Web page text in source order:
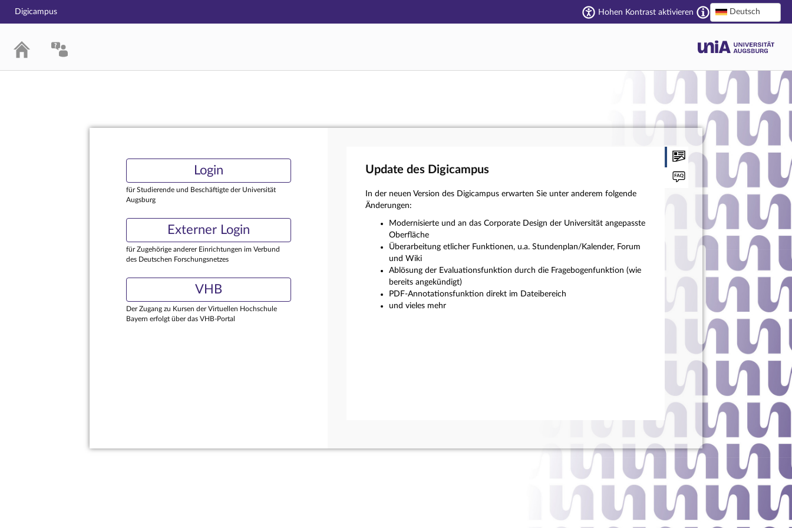
Hauptnavigation
Fußzeile
Digicampus Hohen Kontrast aktivieren Deutsch
Login
für Studierende und Beschäftigte der Universität
Augsburg
Externer Login
für Zugehörige anderer Einrichtungen im Verbund
des Deutschen Forschungsnetzes
VHB
Der Zugang zu Kursen der Virtuellen Hochschule
Bayern erfolgt über das VHB-Portal
Update des Digicampus
In der neuen Version des Digicampus erwarten Sie unter anderem folgende
Änderungen:
Modernisierte und an das Corporate Design der Universität angepasste
Oberfläche
Überarbeitung etlicher Funktionen, u.a. Stundenplan/Kalender, Forum
und Wiki
Ablösung der Evaluationsfunktion durch die Fragebogenfunktion (wie
bereits angekündigt)
PDF-Annotationsfunktion direkt im Dateibereich
und vieles mehr